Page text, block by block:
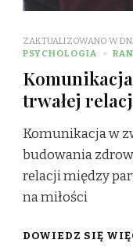
ZAKTUALIZOWANO W
PSYCHOLOGIA
trwałej
Komunikacja w
budowania
relacji między
na miłości
DOWIEDZ SIĘ